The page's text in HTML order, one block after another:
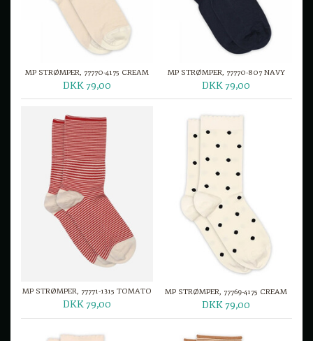
MP STRØMPER, 77770-4175 CREAM
DKK 79,00
MP STRØMPER, 77770-807 NAVY
DKK 79,00
MP STRØMPER, 77771-1315 TOMATO
DKK 79,00
MP STRØMPER, 77769-4175 CREAM
DKK 79,00